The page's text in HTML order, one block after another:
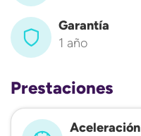
Garantía
1 año
Prestaciones
Aceleración